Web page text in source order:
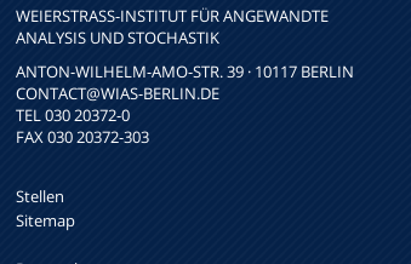
WEIERSTRASS-INSTITUT FÜR ANGEWANDTE A
NALYSIS UND STOCHASTIK
ANTON-WILHELM-AMO-STR. 39 · 10117 BERLIN
CONTACT@WIAS-BERLIN.DE
TEL 030 20372-0
FAX 030 20372-303
Stellen
Sitemap